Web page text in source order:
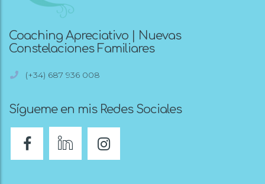
Coaching Apreciativo | Nuevas
Constelaciones Familiares
(+34) 687 936 008
Sígueme en mis Redes Sociales